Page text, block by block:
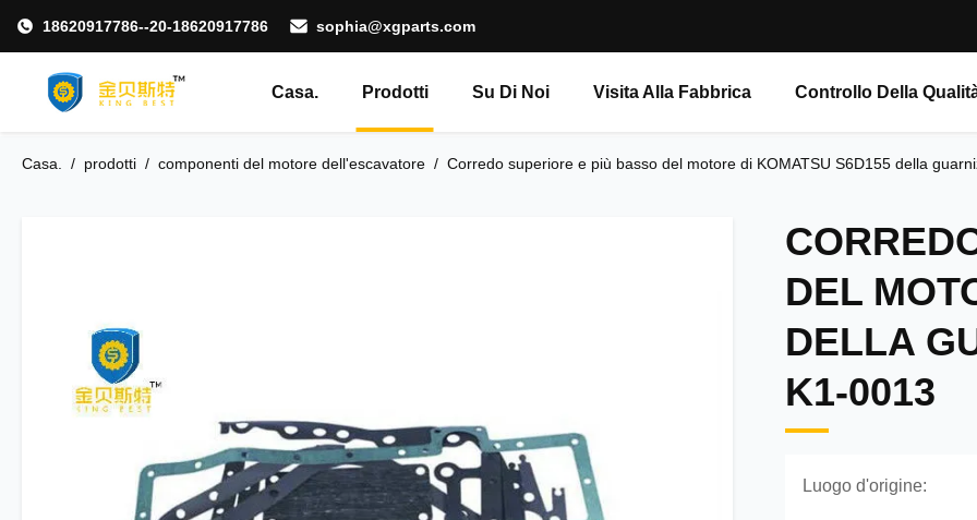
18620917786--20-18620917786 sophia@xgparts.com
Casa. Prodotti Su Di Noi Visita Alla Fabbrica Controllo Della
Casa. / prodotti / componenti del motore dell'escavatore / Corredo superiore e più basso del motore di KOMATSU S6D155 della
DEL
DELLA
K1-0013
Luogo d'origine: